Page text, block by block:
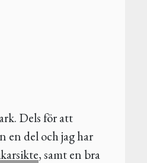
Dels för att
en del och jag har
, samt en bra